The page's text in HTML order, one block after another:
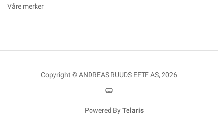
Våre merker
Copyright © ANDREAS RUUDS EFTF AS, 2026
Powered By Telaris